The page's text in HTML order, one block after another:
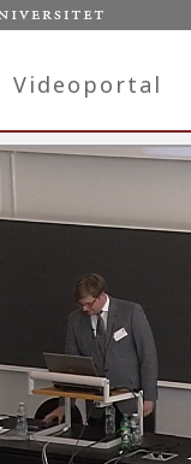
Videoportal